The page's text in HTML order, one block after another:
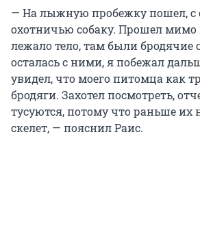
— На лыжную пробежку пошел, с
охотничью собаку. Прошел мимо
лежало тело, там были бродячие
осталась с ними, я побежал
увидел, что моего питомца как
бродяги. Захотел посмотреть,
тусуются, потому что раньше их
скелет, — пояснил Раис.